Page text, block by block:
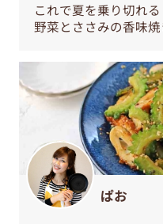
これで夏を乗り切れ
野菜とささみの香味焼
ぱお